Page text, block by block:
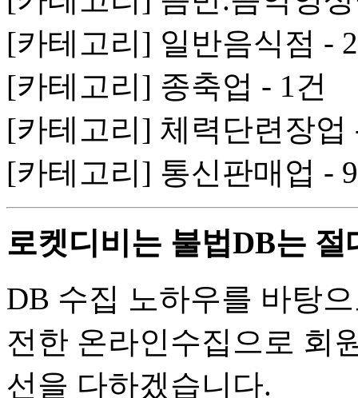
[카테고리] 일반음식점 -
[카테고리] 종축업 - 1건
[카테고리] 체력단련장업
[카테고리] 통신판매업 -
로켓디비는 불법DB는
DB 수집 노하우를 바탕
전한 온라인수집으로 회
선을 다하겠습니다.